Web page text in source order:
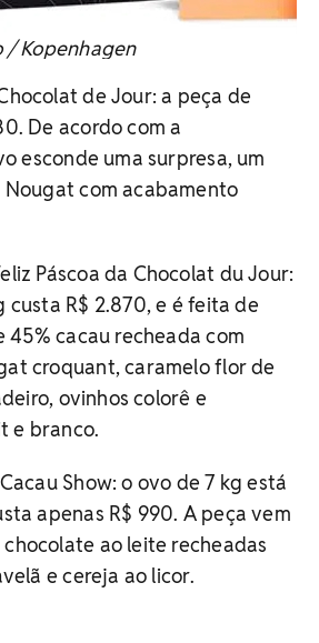
/ Kopenhagen
de Jour: a peça de
De acordo com a
esconde uma surpresa, um
com acabamento
Páscoa da Chocolat du Jour:
R$ 2.870, e é feita de
cacau recheada com
croquant, caramelo flor de
ovinhos colorê e
e branco.
Show: o ovo de 7 kg está
apenas R$ 990. A peça vem
ao leite recheadas
e cereja ao licor.